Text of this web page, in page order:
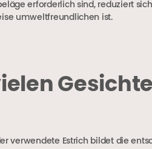
erforderlich sind, reduziert
umweltfreundlichen ist.
verwendete Estrich bildet die